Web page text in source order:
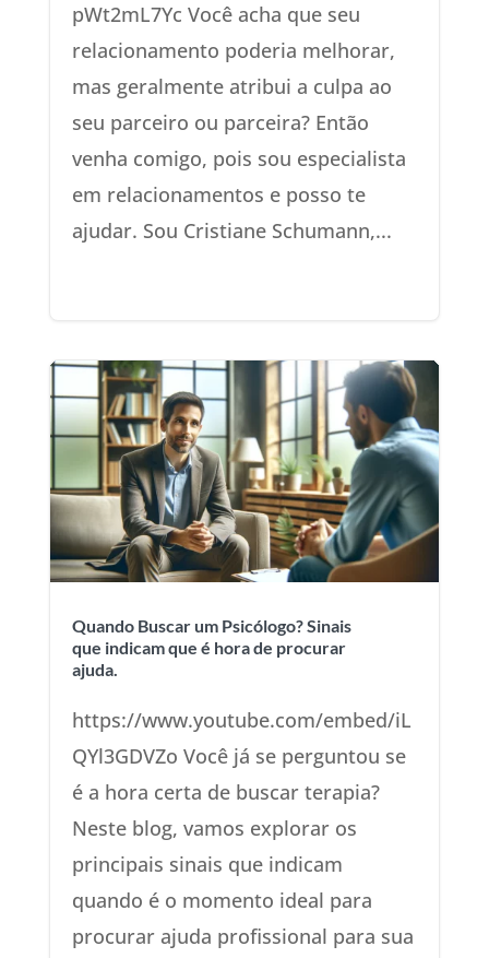
pWt2mL7Yc Você acha que seu
relacionamento poderia melhorar,
mas geralmente atribui a culpa ao
seu parceiro ou parceira? Então
venha comigo, pois sou especialista
em relacionamentos e posso te
ajudar. Sou Cristiane Schumann,...
Quando Buscar um Psicólogo? Sinais
que indicam que é hora de procurar
ajuda.
https://www.youtube.com/embed/iL
QYl3GDVZo Você já se perguntou se
é a hora certa de buscar terapia?
Neste blog, vamos explorar os
principais sinais que indicam
quando é o momento ideal para
procurar ajuda profissional para sua